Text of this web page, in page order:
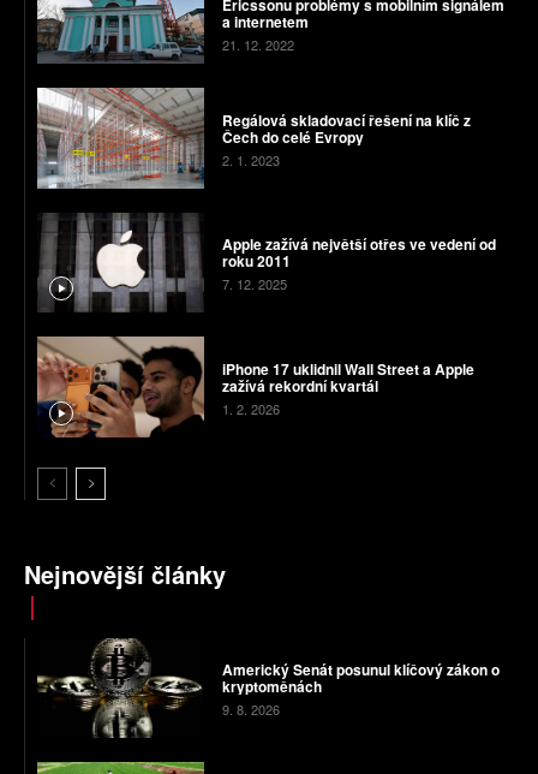
Ericssonu problémy s mobilním signálem
a internetem
21. 12. 2022
Regálová skladovací řešení na klíč z
Čech do celé Evropy
2. 1. 2023
Apple zažívá největší otřes ve vedení od
roku 2011
7. 12. 2025
iPhone 17 uklidnil Wall Street a Apple
zažívá rekordní kvartál
1. 2. 2026
Nejnovější články
Americký Senát posunul klíčový zákon o
kryptoměnách
9. 8. 2026